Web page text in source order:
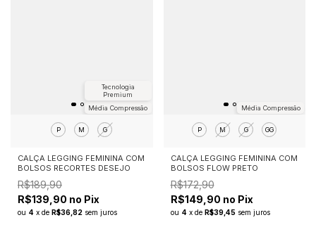
Média Compressão
Tecnologia
Premium
P M G
CALÇA LEGGING FEMININA COM
BOLSOS RECORTES DESEJO
R$189,90
R$139,90 no Pix
ou 4 x de R$36,82 sem juros
Média Compressão
P M G GG
CALÇA LEGGING FEMININA COM
BOLSOS FLOW PRETO
R$172,90
R$149,90 no Pix
ou 4 x de R$39,45 sem juros